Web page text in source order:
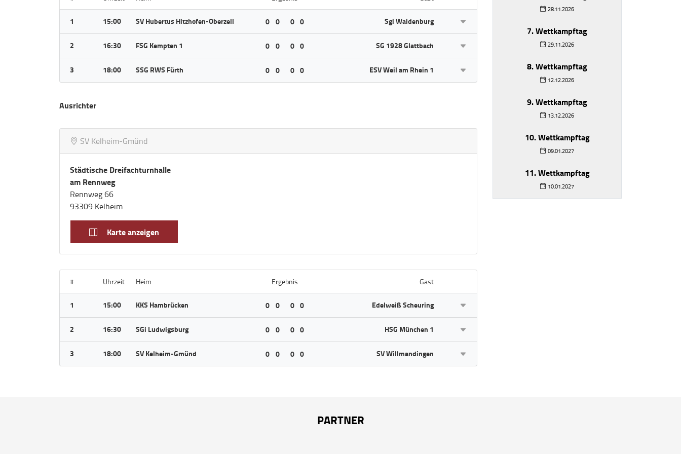
1 15:00 SV Hubertus Hitzhofen-Oberzell 0 0 0 0 Sgi Waldenburg
2 16:30 FSG Kempten 1 0 0 0 0 SG 1928 Glattbach
3 18:00 SSG RWS Fürth 0 0 0 0 ESV Weil am Rhein 1
Ausrichter
SV Kelheim-Gmünd
Städtische Dreifachturnhalle
am Rennweg
Rennweg 66
93309 Kelheim
Karte anzeigen
# Uhrzeit Heim Ergebnis Gast
1 15:00 KKS Hambrücken 0 0 0 0 Edelweiß Scheuring
2 16:30 SGi Ludwigsburg 0 0 0 0 HSG München 1
3 18:00 SV Kelheim-Gmünd 0 0 0 0 SV Willmandingen
28.11.2026
7. Wettkampftag
29.11.2026
8. Wettkampftag
12.12.2026
9. Wettkampftag
13.12.2026
10. Wettkampftag
09.01.2027
11. Wettkampftag
10.01.2027
PARTNER